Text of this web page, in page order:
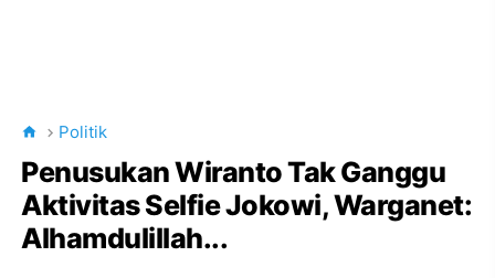
Politik
Penusukan Wiranto Tak Ganggu
Aktivitas Selfie Jokowi, Warganet:
Alhamdulillah...